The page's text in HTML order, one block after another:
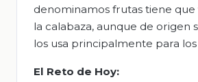
denominamos frutas tiene
la calabaza, aunque de origen
los usa principalmente para
El Reto de Hoy: